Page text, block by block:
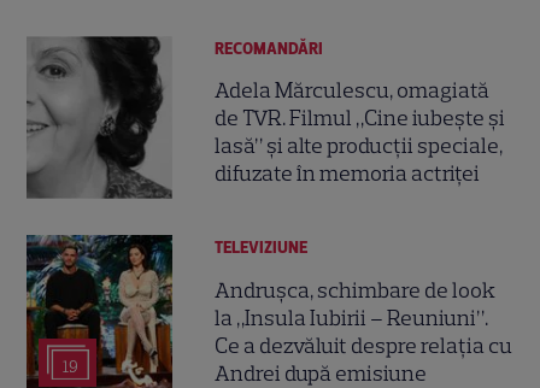
RECOMANDĂRI
Adela Mărculescu, omagiată
de TVR. Filmul „Cine iubește și
lasă” și alte producții speciale,
difuzate în memoria actriței
19
TELEVIZIUNE
Andrușca, schimbare de look
la „Insula Iubirii – Reuniuni”.
Ce a dezvăluit despre relația cu
Andrei după emisiune